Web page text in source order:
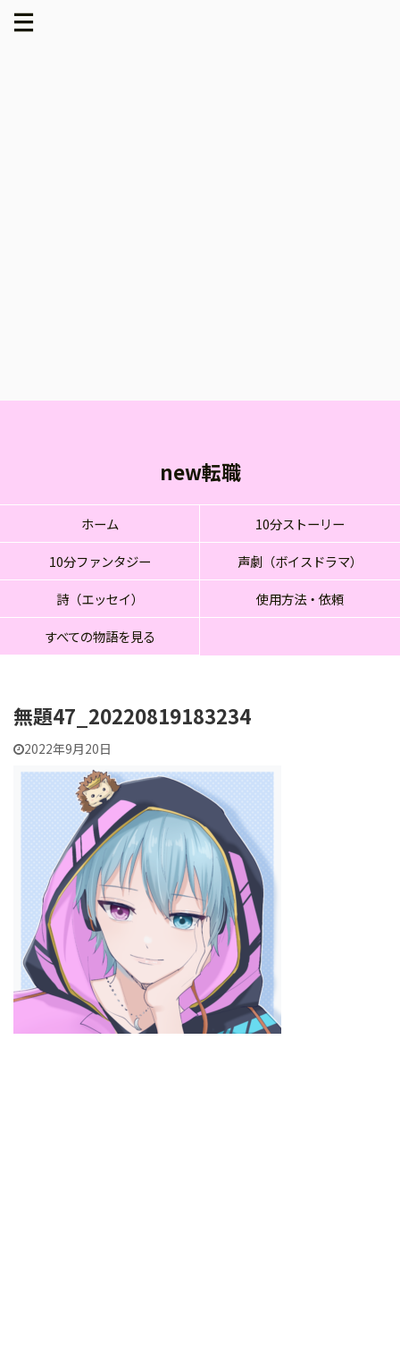
new転職
ホーム
10分ストーリー
10分ファンタジー
声劇（ボイスドラマ）
詩（エッセイ）
使用方法・依頼
すべての物語を見る
無題47_20220819183234
2022年9月20日